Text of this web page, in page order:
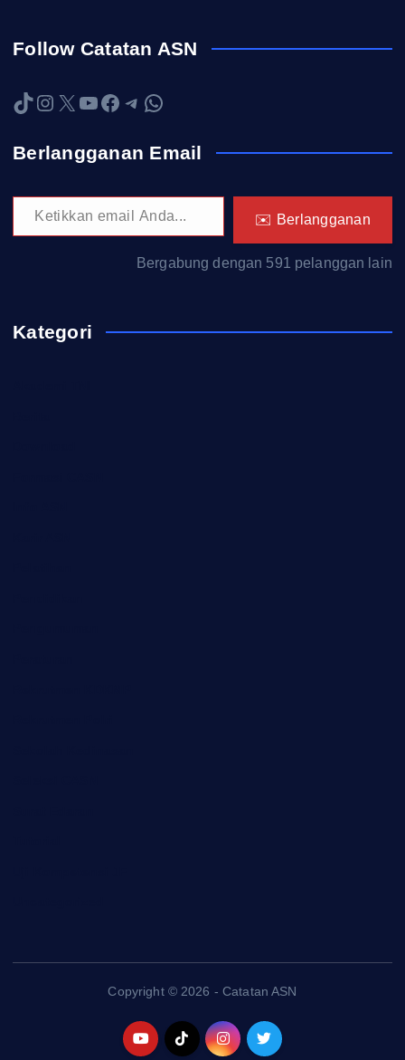
Follow Catatan ASN
TikTok Instagram X YouTube Facebook Telegram WhatsApp
Berlangganan Email
Ketikkan email Anda...
✉️ Berlangganan
Bergabung dengan 591 pelanggan lain
Kategori
Copyright © 2026 - Catatan ASN